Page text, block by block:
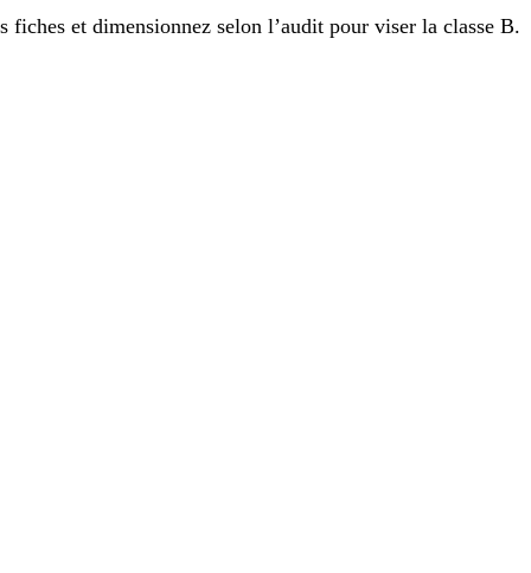
et dimensionnez selon l’audit pour viser la classe B.